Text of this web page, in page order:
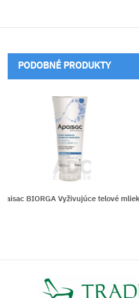
PODOBNÉ PRODUKTY
BIORGA Vyživujúce telové mlieko